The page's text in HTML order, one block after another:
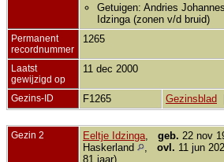
Getuigen: Andries
Idzinga (zonen v/d bruid)
Permanent
recordnummer
1265
Laatst
gewijzigd op
11 dec 2000
Gezins-ID F1265 Gezinsblad
Gezin 2 Eeltje Idzinga geb. 22 nov
Haskerland
ovl. 11 jun
81 jaar)